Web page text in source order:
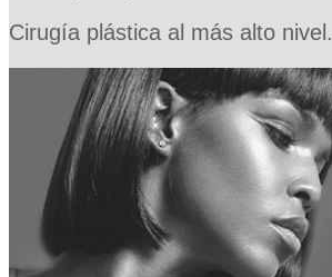
Cirugía plástica al más alto nivel.